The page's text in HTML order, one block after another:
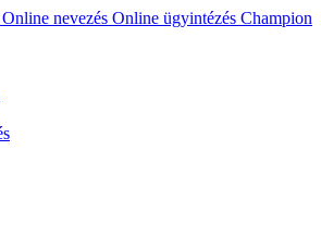
Online nevezés Online ügyintézés Champion